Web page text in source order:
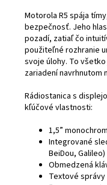
Motorola R5 spája
bezpečnosť. Jeho
pozadí, zatiaľ čo
použiteľné rozhranie
svoje úlohy. To
zariadení navrhnutom
Rádiostanica s
kľúčové vlastnosti:
1,5”
Integrované
BeiDou, Galileo)
Obmedzená
Textové správy